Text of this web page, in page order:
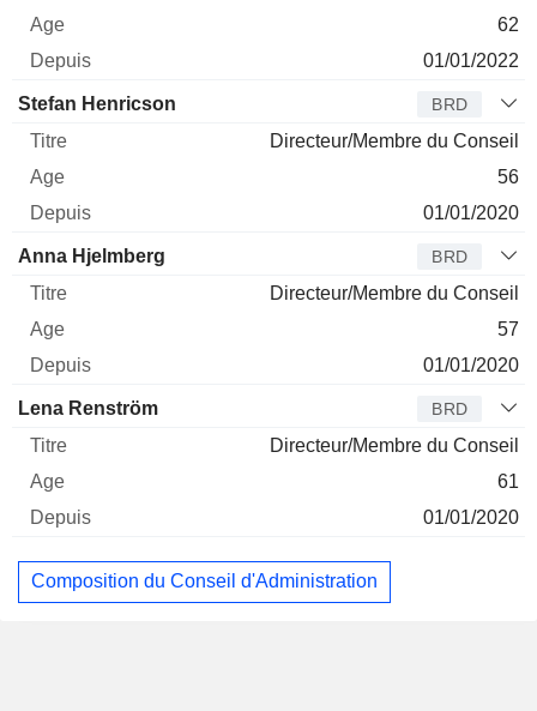
62
01/01/2022
Stefan Henricson BRD
Directeur/Membre du Conseil
56
01/01/2020
Anna Hjelmberg BRD
Directeur/Membre du Conseil
57
01/01/2020
Lena Renström BRD
Directeur/Membre du Conseil
61
01/01/2020
Composition du Conseil d'Administration